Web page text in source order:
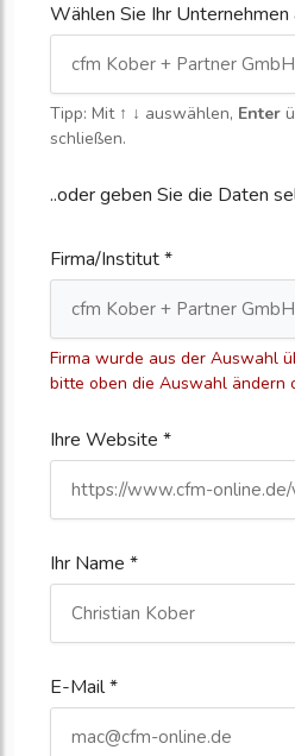
Wählen Sie Ihr Unternehmen
Tipp: Mit ↑ ↓ auswählen, Enter
schließen.
..oder geben Sie die Daten
Firma/Institut *
Firma wurde aus der Auswahl
bitte oben die Auswahl ändern
Ihre Website *
Ihr Name *
E-Mail *